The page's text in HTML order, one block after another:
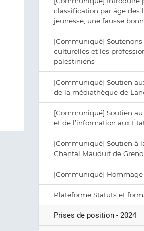
classification par âge des
jeunesse, une fausse
[Communiqué]
culturelles et les
palestiniens
[Communiqué] Soutien
de la médiathèque de
[Communiqué] Soutien
et de l’information aux
[Communiqué] Soutien à
Chantal Mauduit de
[Communiqué]
Plateforme Statuts et
Prises de position - 2024